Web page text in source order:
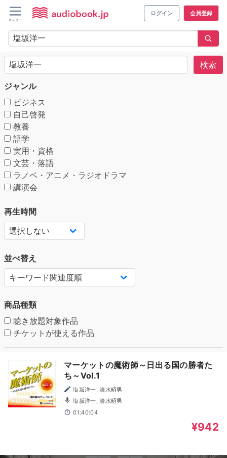
ログイン 会員登録
検索
ジャンル
ビジネス
自己啓発
教養
語学
実用・資格
文芸・落語
ラノベ・アニメ・ラジオドラマ
講演会
再生時間
並べ替え
商品種類
聴き放題対象作品
チケットが使える作品
マーケットの魔術師～日出る国の勝者た
ち～Vol.1
塩坂洋一, 清水昭男
塩坂洋一, 清水昭男
01:40:04
¥942